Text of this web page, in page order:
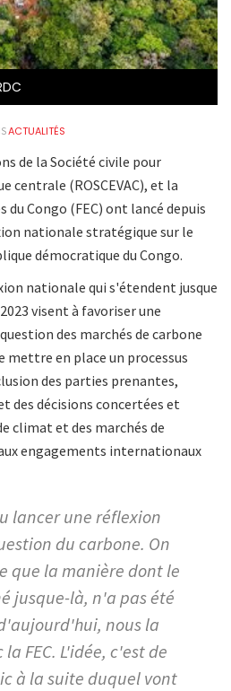
ACTUALITÉS
de la Société civile pour
centrale (ROSCEVAC), et la
du Congo (FEC) ont lancé depuis
nationale stratégique sur le
démocratique du Congo.
nationale qui s'étendent jusque
visent à favoriser une
des marchés de carbone
mettre en place un processus
des parties prenantes,
décisions concertées et
climat et des marchés de
engagements internationaux
lancer une réflexion
du carbone. On
que la manière dont le
jusque-là, n'a pas été
nous la
FEC. L'idée, c'est de
à la suite duquel vont